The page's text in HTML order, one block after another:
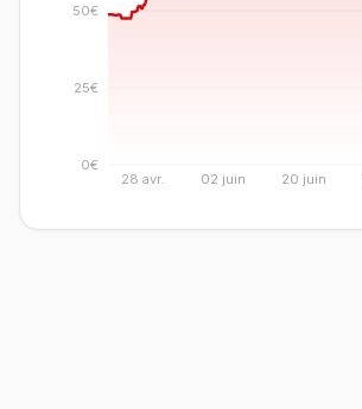
28 avr. 02 juin 20 juin
0€
25€
50€